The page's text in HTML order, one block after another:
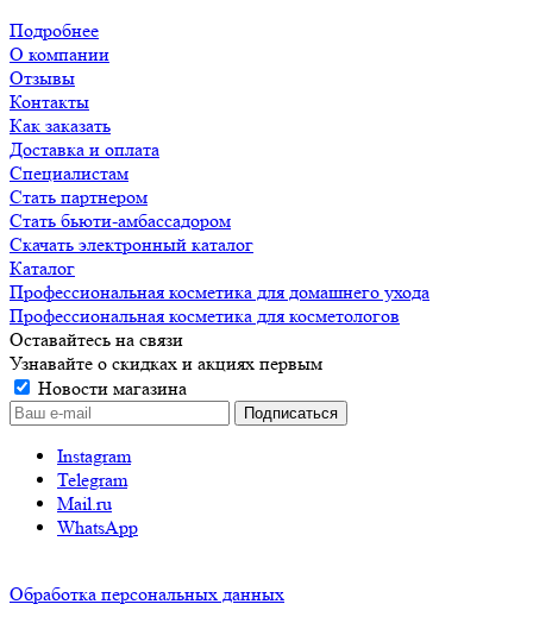
Подробнее
О компании
Отзывы
Контакты
Как заказать
Доставка и оплата
Специалистам
Стать партнером
Стать бьюти-амбассадором
Скачать электронный каталог
Каталог
Профессиональная косметика для домашнего ухода
Профессиональная косметика для косметологов
Оставайтесь на связи
Узнавайте о скидках и акциях первым
Новости магазина
Instagram
Telegram
Mail.ru
WhatsApp
Обработка персональных данных